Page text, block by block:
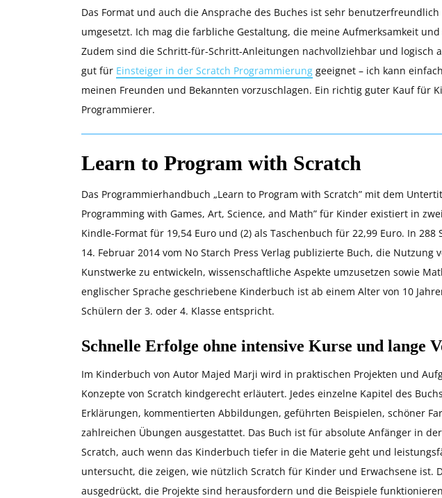
Das Format und auch die Ansprache des Buches ist sehr
umgesetzt. Ich mag die farbliche Gestaltung, die meine Aufmerksamkeit
Zudem sind die Schritt-für-Schritt-Anleitungen nachvollziehbar und logisch
gut für Einsteiger in der Scratch Programmierung geeignet – ich kann
meinen Freunden und Bekannten vorzuschlagen. Ein richtig guter Kauf für
Programmierer.
Learn to Program with Scratch
Das Programmierhandbuch „Learn to Program with Scratch” mit dem
Programming with Games, Art, Science, and Math” für Kinder existiert in
Kindle-Format für 19,54 Euro und (2) als Taschenbuch für 22,99 Euro. In
14. Februar 2014 vom No Starch Press Verlag publizierte Buch, die Nutzung
Kunstwerke zu entwickeln, wissenschaftliche Aspekte umzusetzen sowie
englischer Sprache geschriebene Kinderbuch ist ab einem Alter von 10
Schülern der 3. oder 4. Klasse entspricht.
Schnelle Erfolge ohne intensive Kurse und lange
Im Kinderbuch von Autor Majed Marji wird in praktischen Projekten und
Konzepte von Scratch kindgerecht erläutert. Jedes einzelne Kapitel des
Erklärungen, kommentierten Abbildungen, geführten Beispielen, schöner
zahlreichen Übungen ausgestattet. Das Buch ist für absolute Anfänger in
Scratch, auch wenn das Kinderbuch tiefer in die Materie geht und
untersucht, die zeigen, wie nützlich Scratch für Kinder und Erwachsene ist.
ausgedrückt, die Projekte sind herausfordern und die Beispiele